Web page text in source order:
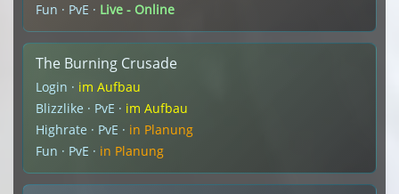
Fun · PvE · Live - Online
The Burning Crusade
Login · im Aufbau
Blizzlike · PvE · im Aufbau
Highrate · PvE · in Planung
Fun · PvE · in Planung